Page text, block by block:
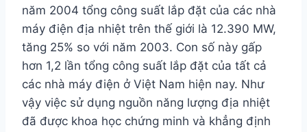
năm 2004 tổng công suất lắp đặt của các nhà
máy điện địa nhiệt trên thế giới là 12.390 MW,
tăng 25% so với năm 2003. Con số này gấp
hơn 1,2 lần tổng công suất lắp đặt của tất cả
các nhà máy điện ở Việt Nam hiện nay. Như
vậy việc sử dụng nguồn năng lượng địa nhiệt
đã được khoa học chứng minh và khẳng định